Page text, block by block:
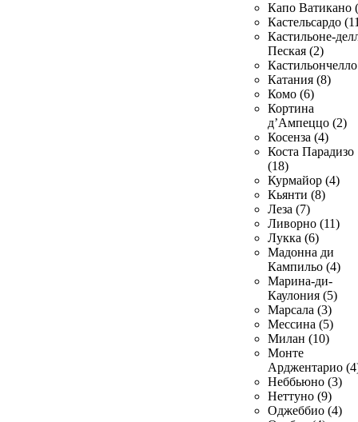
Капо Ватикано
Кастельсардо
Кастильоне-
Пеская (2)
Катания (8)
Комо (6)
Кортина
д’Ампеццо (2)
Косенза (4)
Коста Парадизо
(18)
Курмайор (4)
Кьянти (8)
Леза (7)
Ливорно (11)
Лукка (6)
Мадонна ди
Кампильо (4)
Марина-ди-
Каулония (5)
Марсала (3)
Мессина (5)
Милан (10)
Монте
Арджентарио
Неббьюно (3)
Неттуно (9)
Оджеббио (4)